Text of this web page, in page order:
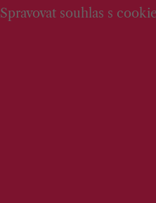
Spravovat souhlas s